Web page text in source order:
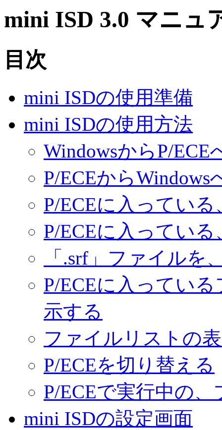
mini ISD 3.0 マニュ
目次
mini ISDの使用準備
mini ISDの使用方法
WindowsからP/
P/ECEから
P/ECEに入ってい
P/ECEに入ってい
「.srf」ファイルを
P/ECEに入ってい
示する
ファイルリストの
P/ECEを切り替える
P/ECEで実行中の
mini ISDの設定画面